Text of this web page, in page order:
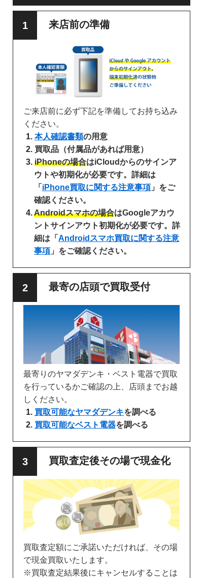
来店前の準備
ご来店前に必ず下記を準備してお持ち込み
ください。
本人確認書類の用意
買取品（付属品があれば用意）
iPhoneの場合はiCloudからのサインア
ウトや初期化が必要です。詳細は
「 iPhone買取に関する注意事項 」をご
確認ください。
Androidスマホの場合はGoogleアカウ
ントサインアウト初期化が必要です。詳
細は「 Androidスマホ買取に関する注意
事項 」をご確認ください。
最寄の店頭で買取受付
最寄りのヤマダデンキ・ベスト電器で買取
を行っているかご確認の上、店頭までお越
しください。
買取可能なヤマダデンキを調べる
買取可能なベスト電器を調べる
買取査定後その場で現金化
買取査定額にご承諾いただければ、その場
で現金買取いたします。
※買取査定結果後にキャンセルすることは